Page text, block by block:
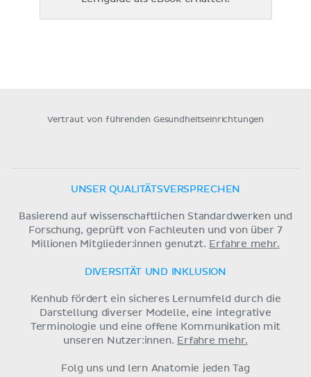
Vertraut von führenden Gesundheitseinrichtungen
UNSER QUALITÄTSVERSPRECHEN
Basierend auf wissenschaftlichen Standardwerken und
Forschung, geprüft von Fachleuten und von über 7
Millionen Mitglieder:innen genutzt. Erfahre mehr.
DIVERSITÄT UND INKLUSION
Kenhub fördert ein sicheres Lernumfeld durch die
Darstellung diverser Modelle, eine integrative
Terminologie und eine offene Kommunikation mit
unseren Nutzer:innen. Erfahre mehr.
Folg uns und lern Anatomie jeden Tag